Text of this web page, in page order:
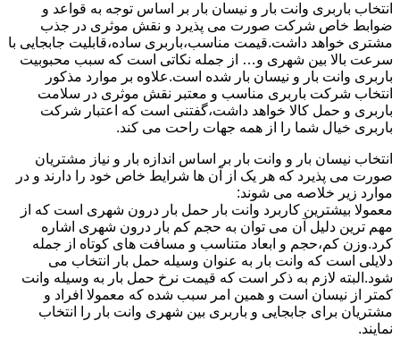
انتخاب باربری وانت بار و نیسان بار بر اساس توجه به قواعد و
ضوابط خاص شرکت صورت می پذیرد و نقش موثری در جذب
مشتری خواهد داشت.قیمت مناسب،باربری ساده،قابلیت جابجایی با
سرعت بالا بین شهری و… از جمله نکاتی است که سبب محبوبیت
باربری وانت بار و نیسان بار شده است.علاوه بر موارد مذکور
انتخاب شرکت باربری مناسب و معتبر نقش موثری در سلامت
باربری و حمل کالا خواهد داشت،گفتنی است که اعتبار شرکت
باربری خیال شما را از همه جهات راحت می کند.
انتخاب نیسان بار و وانت بار بر اساس اندازه بار و نیاز مشتریان
صورت می پذیرد که هر یک از آن ها شرایط خاص خود را دارند و در
موارد زیر خلاصه می شوند:
معمولا بیشترین کاربرد وانت بار حمل بار درون شهری است که از
مهم ترین دلیل آن می توان به حجم کم بار درون شهری اشاره
کرد.وزن کم،حجم و ابعاد متناسب و مسافت های کوتاه از جمله
دلایلی است که وانت بار به عنوان وسیله حمل بار انتخاب می
شود.البته لازم به ذکر است که قیمت نرخ حمل بار به وسیله وانت
کمتر از نیسان است و همین امر سبب شده که معمولا افراد و
مشتریان برای جابجایی و باربری بین شهری وانت بار را انتخاب
نمایند.